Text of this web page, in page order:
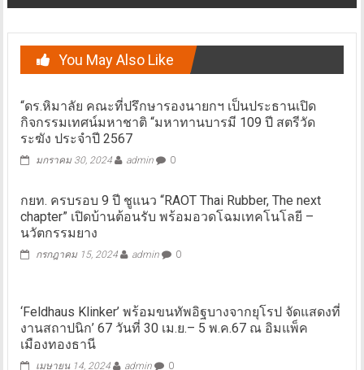
You May Also Like
“ดร.หิมาลัย คณะที่ปรึกษารองนายกฯ เป็นประธานเปิด
กิจกรรมเทศน์มหาชาติ “มหาทานบารมี 109 ปี สตรีวัด
ระฆัง ประจำปี 2567
มกราคม 30, 2024 admin 0
กยท. ครบรอบ 9 ปี ชูแนว “RAOT Thai Rubber, The next
chapter” เปิดบ้านต้อนรับ พร้อมอวดโฉมเทคโนโลยี –
นวัตกรรมยาง
กรกฎาคม 15, 2024 admin 0
‘Feldhaus Klinker’ พร้อมขนทัพอิฐบางจากยุโรป จัดแสดงที่
งานสถาปนิก’ 67 วันที่ 30 เม.ย.– 5 พ.ค.67 ณ อิมแพ็ค
เมืองทองธานี
เมษายน 14, 2024 admin 0